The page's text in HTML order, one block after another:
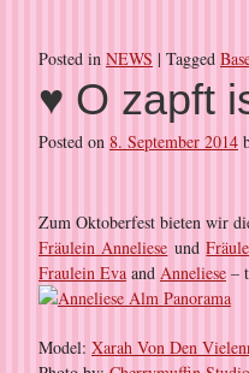
Posted in NEWS | Tagged
♥ O zapft
Posted on 8. September 2014
Zum Oktoberfest bieten wir
Fräulein Anneliese und
Fraulein Eva and Anneliese –
Model: Xarah Von Den